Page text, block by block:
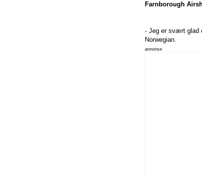
Farnborough
- Jeg er svært glad
Norwegian.
annonse